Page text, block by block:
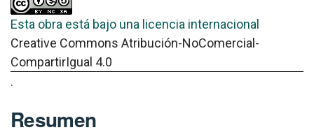
Esta obra está bajo una licencia internacional
Creative Commons Atribución-NoComercial-
CompartirIgual 4.0
.
Resumen